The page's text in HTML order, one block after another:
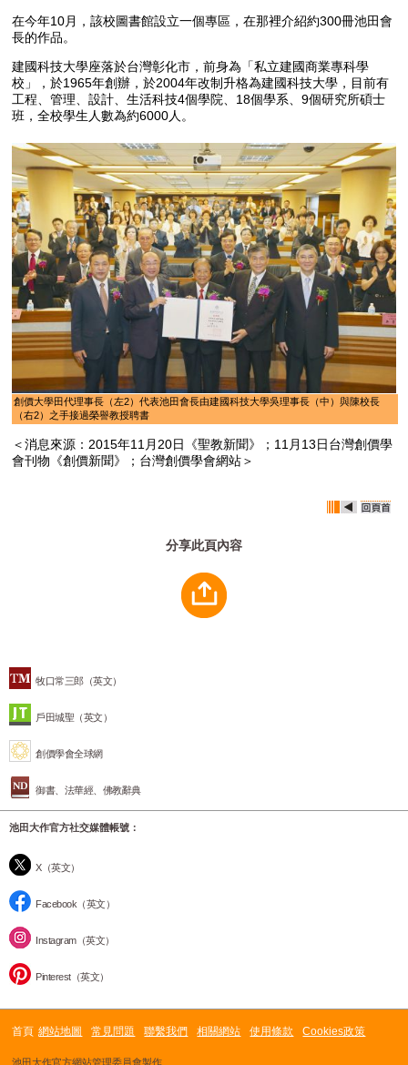
牧口常三郎（英文）
戶田城聖（英文）
創價學會全球網
御書、法華經、佛教辭典
池田大作官方社交媒體帳號：
X（英文）
Facebook（英文）
Instagram（英文）
Pinterest（英文）
在今年10月，該校圖書館設立一個專區，在那裡介紹約300冊池田會
長的作品。
建國科技大學座落於台灣彰化市，前身為「私立建國商業專科學
校」，於1965年創辦，於2004年改制升格為建國科技大學，目前有
工程、管理、設計、生活科技4個學院、18個學系、9個研究所碩士
班，全校學生人數為約6000人。
創價大學田代理事長（左2）代表池田會長由建國科技大學吳理事長（中）與陳校長
（右2）之手接過榮譽教授聘書
＜消息來源：2015年11月20日《聖教新聞》；11月13日台灣創價學
會刊物《創價新聞》；台灣創價學會網站＞
分享此頁內容
首頁 網站地圖 常見問題 聯繫我們 相關網站 使用條款 Cookies政策
池田大作官方網站管理委員會製作